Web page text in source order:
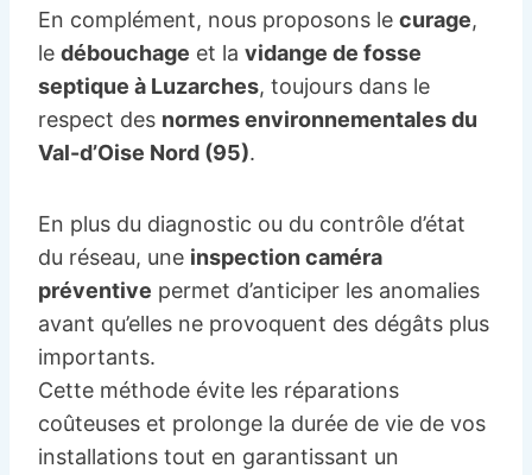
En complément, nous proposons le curage,
le débouchage et la vidange de fosse
septique à Luzarches, toujours dans le
respect des normes environnementales du
Val-d’Oise Nord (95).
En plus du diagnostic ou du contrôle d’état
du réseau, une inspection caméra
préventive permet d’anticiper les anomalies
avant qu’elles ne provoquent des dégâts plus
importants.
Cette méthode évite les réparations
coûteuses et prolonge la durée de vie de vos
installations tout en garantissant un